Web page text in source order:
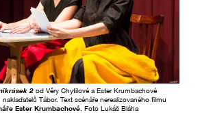
2 od Věry Chytilové a Ester Krumbachové
Tábor. Text scénáře nerealizovaného filmu
Ester Krumbachové . Foto Lukáš Bláha